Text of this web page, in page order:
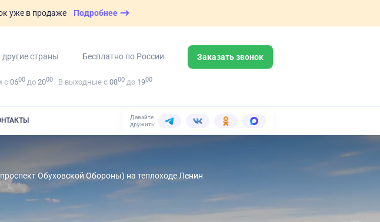
уже в продаже Подробнее
другие страны Бесплатно по России Заказать звонок
с 0600 до 2000 В выходные с 0800 до 1900
Давайте
дружить:
Обуховской Обороны) на теплоходе Ленин